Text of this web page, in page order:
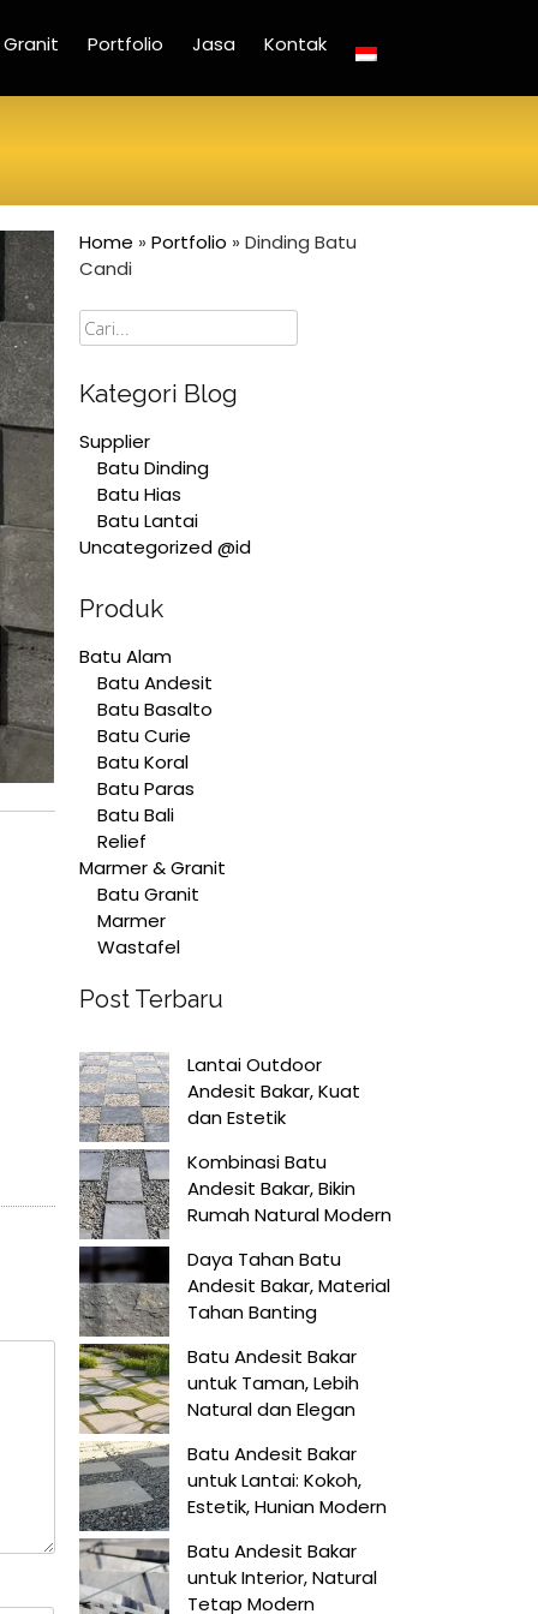
Granit Portfolio Jasa Kontak
Home » Portfolio » Dinding Batu
Candi
Cari
Kategori Blog
Supplier
Batu Dinding
Batu Hias
Batu Lantai
Uncategorized @id
Produk
Batu Alam
Batu Andesit
Batu Basalto
Batu Curie
Batu Koral
Batu Paras
Batu Bali
Relief
Marmer & Granit
Batu Granit
Marmer
Wastafel
Post Terbaru
Lantai Outdoor
Andesit Bakar, Kuat
dan Estetik
Kombinasi Batu
Andesit Bakar, Bikin
Rumah Natural Modern
Daya Tahan Batu
Andesit Bakar, Material
Tahan Banting
Batu Andesit Bakar
untuk Taman, Lebih
Natural dan Elegan
Batu Andesit Bakar
untuk Lantai: Kokoh,
Estetik, Hunian Modern
Batu Andesit Bakar
untuk Interior, Natural
Tetap Modern